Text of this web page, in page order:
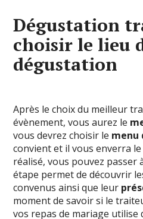
Dégustation
choisir le lieu
dégustation
Après le choix du meilleur
évènement, vous aurez le
vous devrez choisir le menu
convient et il vous enverra
réalisé, vous pouvez passer
étape permet de découvrir
convenus ainsi que leur
moment de savoir si le
vos repas de mariage utilise